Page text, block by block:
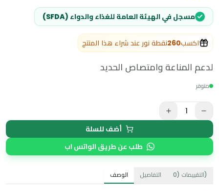
مسجل في الهيئة العامة للغذاء والدواء (SFDA)
اكسب260نقطة نور عند شراء هذا المنتج
لدعم المناعة وامتصاص الحديد
متوفر
1
أضف للسلة
طلب عن طريق الواتس اب
الوصف التفاصيل التقييمات (
0 )